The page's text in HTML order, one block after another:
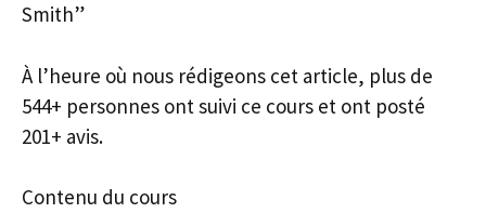
Smith”
À l’heure où nous rédigeons cet article, plus de
544+ personnes ont suivi ce cours et ont posté
201+ avis.
Contenu du cours